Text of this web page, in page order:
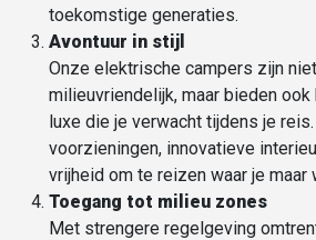
toekomstige generaties.
Avontuur in stijl
Onze elektrische campers zijn
milieuvriendelijk, maar bieden
luxe die je verwacht tijdens je
voorzieningen, innovatieve
vrijheid om te reizen waar je maar
Toegang tot milieu zones
Met strengere regelgeving